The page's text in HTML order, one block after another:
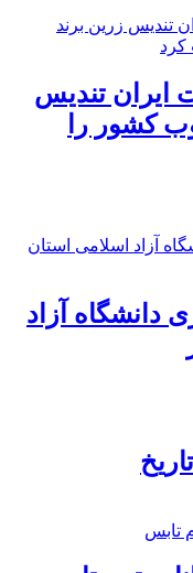
ایران تندیس
کشور را
آزاد